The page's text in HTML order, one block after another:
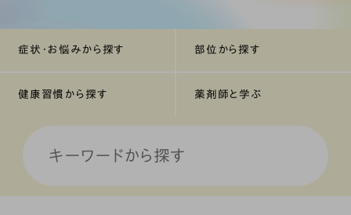
症状・お悩みから探す 部位から探す
健康習慣から探す 薬剤師と学ぶ